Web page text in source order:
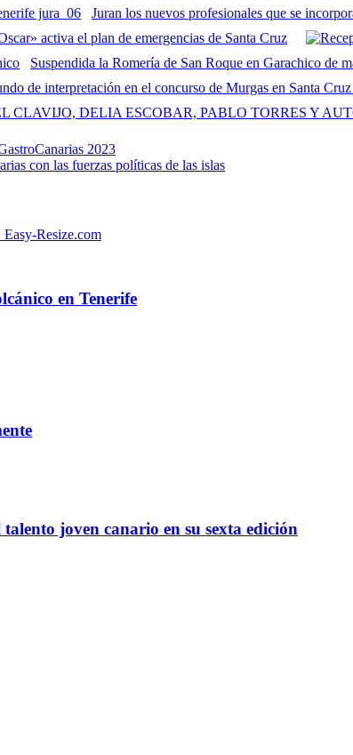
Juran los nuevos profesionales que se
activa el plan de emergencias de Santa Cruz
Suspendida la Romería de San Roque en Garachico de
de interpretación en el concurso de Murgas en Santa
2023
con las fuerzas políticas de las islas
en Tenerife
joven canario en su sexta edición